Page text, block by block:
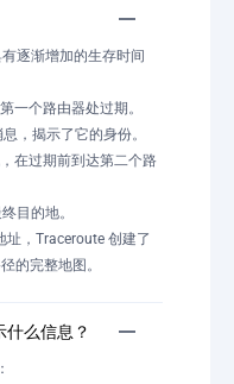
逐渐增加的生存时间
一个路由器处过期。
，揭示了它的身份。
在过期前到达第二个路
目的地。
址，Traceroute 创建了
的完整地图。
么信息？